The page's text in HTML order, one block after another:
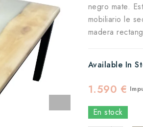
negro mate.
mobiliario le
madera
Available In
1.590 €
En stock